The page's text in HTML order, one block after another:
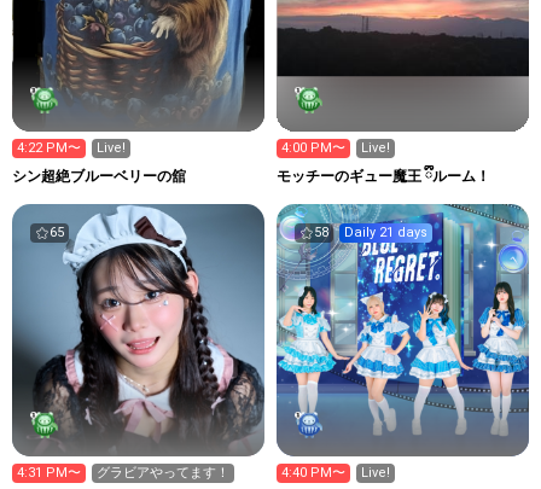
4:22 PM〜 Live!
シン超絶ブルーベリーの舘
4:00 PM〜 Live!
モッチーのギュー魔王 ྀིルーム！
65
4:31 PM〜 グラビアやってます！
58 Daily 21 days
4:40 PM〜 Live!